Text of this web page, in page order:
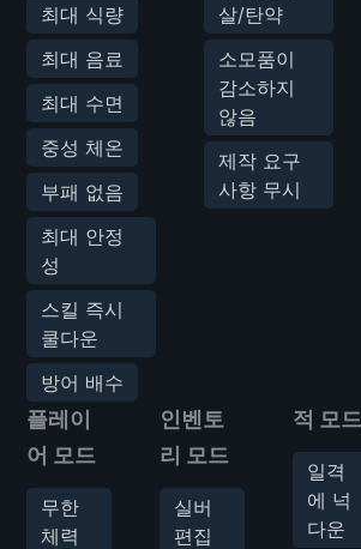
최대 식량
최대 음료
최대 수면
중성 체온
부패 없음
최대 안정
성
스킬 즉시
쿨다운
방어 배수
살/탄약
소모품이
감소하지
않음
제작 요구
사항 무시
플레이
어 모드
무한
체력
인벤토
리 모드
실버
편집
적 모드
일격
에 넉
다운